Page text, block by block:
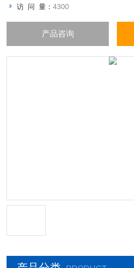
访 问 量：4300
产品咨询